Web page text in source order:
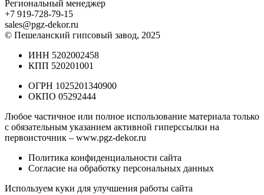
Региональный менеджер
+7 919-728-79-15
sales@pgz-dekor.ru
© Пешеланский гипсовый завод, 2025
ИНН 5202002458
КПП 520201001
ОГРН 1025201340900
ОКПО 05292444
Любое частичное или полное использование материала только
с обязательным указанием активной гиперссылки на
первоисточник – www.pgz-dekor.ru
Политика конфиденциальности сайта
Согласие на обработку персональных данных
Используем куки для улучшения работы сайта